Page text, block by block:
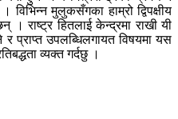
विभिन्न मुलुकसँगका हाम्रो द्विपक्षीय
राष्ट्र हितलाई केन्द्रमा राखी यी
र प्राप्त उपलब्धिलगायत विषयमा यस
व्यक्त गर्दछु ।